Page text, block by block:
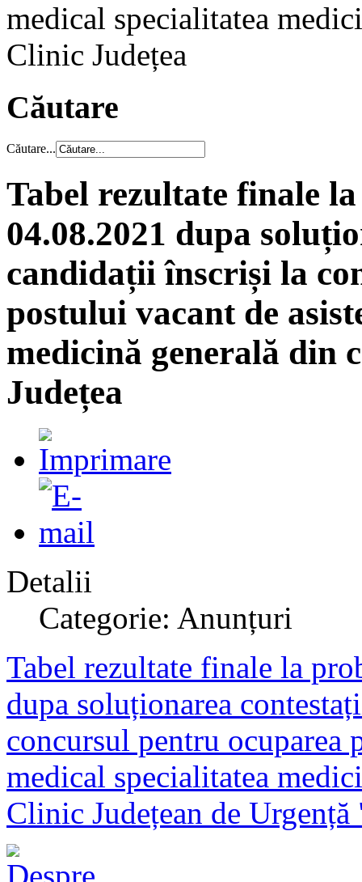
medical specialitatea
Clinic Județea
Căutare
Căutare...
Tabel rezultate finale
04.08.2021 dupa
candidații înscriși la
postului vacant de
medicină generală din
Județea
Detalii
Categorie: Anunțuri
Tabel rezultate finale la
dupa soluționarea
concursul pentru ocuparea
medical specialitatea
Clinic Județean de